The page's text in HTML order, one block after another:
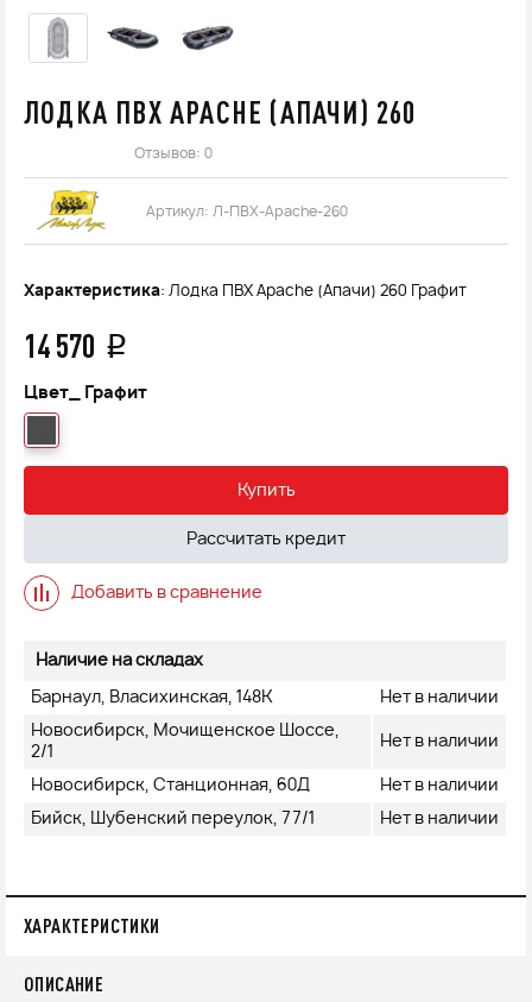
ЛОДКА ПВХ APACHE (АПАЧИ) 260
Отзывов: 0
Артикул: Л-ПВХ-Apache-260
Характеристика: Лодка ПВХ Apache (Апачи) 260 Графит
14 570 q
Цвет_ Графит
Купить
Рассчитать кредит
Добавить в сравнение
Наличие на складах
Барнаул, Власихинская, 148К
Нет в наличии
Новосибирск, Мочищенское Шоссе,
2/1
Нет в наличии
Новосибирск, Станционная, 60Д
Нет в наличии
Бийск, Шубенский переулок, 77/1
Нет в наличии
ХАРАКТЕРИСТИКИ
ОПИСАНИЕ